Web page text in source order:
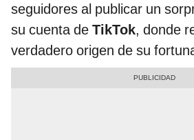
seguidores al publicar un
su cuenta de TikTok, donde
verdadero origen de su